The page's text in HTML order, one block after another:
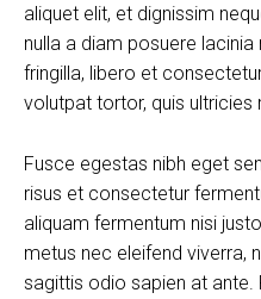
aliquet elit, et dignissim
nulla a diam posuere
fringilla, libero et
volutpat tortor, quis ultricies
Fusce egestas nibh eget
risus et consectetur
aliquam fermentum nisi
metus nec eleifend viverra,
sagittis odio sapien at